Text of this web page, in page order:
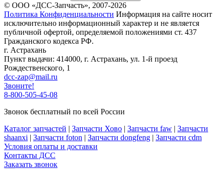
© ООО «ДСС-Запчасть», 2007-2026
Политика Конфиденциальности Информация на сайте носит
исключительно информационный характер и не является
публичной офертой, определяемой положениями ст. 437
Гражданского кодекса РФ.
г. Астрахань
Пункт выдачи: 414000, г. Астрахань, ул. 1-й проезд
Рождественского, 1
dcc-zap@mail.ru
Звоните!
8-800-505-45-08
Звонок бесплатный по всей России
Каталог запчастей | Запчасти Хово | Запчасти faw | Запчасти
shaanxi | Запчасти foton | Запчасти dongfeng | Запчасти cdm
Условия оплаты и доставки
Контакты ДСС
Заказать звонок